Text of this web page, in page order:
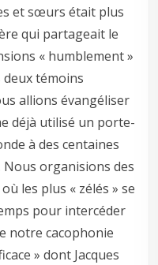
et sœurs était plus
qui partageait le
« humblement »
témoins
allions évangéliser
déjà utilisé un porte-
à des centaines
Nous organisions des
les plus « zélés » se
pour intercéder
notre cacophonie
» dont Jacques